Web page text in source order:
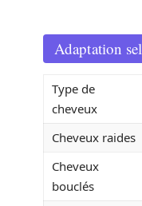
Adaptation
Type de
cheveux
Cheveux raides
Cheveux
bouclés